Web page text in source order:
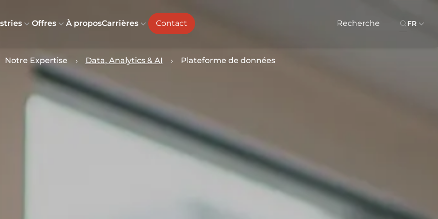
Offres À proposCarrières Contact FR
Notre Expertise Data, Analytics & AI Plateforme de données